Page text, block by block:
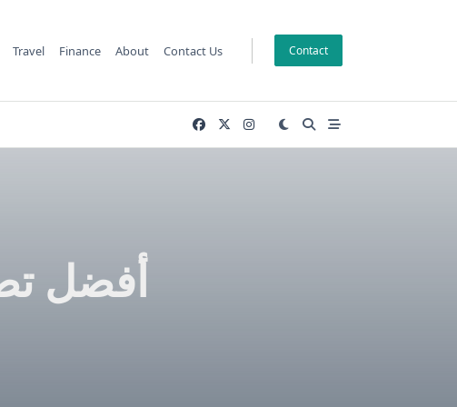
Travel Finance About Contact Us Contact
أفضل